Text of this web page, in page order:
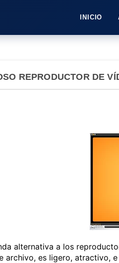
INICIO
REPRODUCTOR DE
alternativa a los
archivo, es ligero, atractivo,